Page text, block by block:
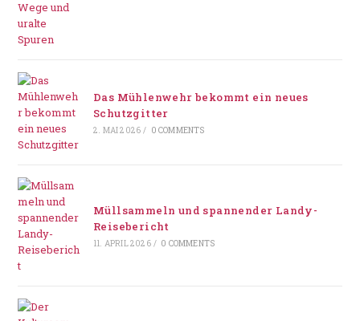
Das Mühlenwehr bekommt ein neues
Schutzgitter
2. MAI 2026 / 0 COMMENTS
Müllsammeln und spannender Landy-
Reisebericht
11. APRIL 2026 / 0 COMMENTS